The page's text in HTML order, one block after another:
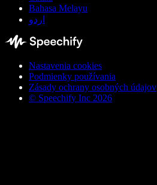
Bahasa Melayu
اردو
Nastavenia cookies
Podmienky používania
Zásady ochrany osobných údajov
© Speechify Inc 2026